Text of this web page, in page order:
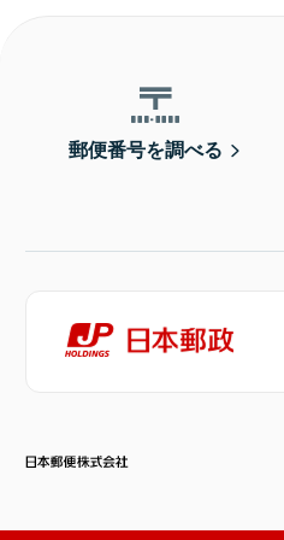
郵便番号を調べる